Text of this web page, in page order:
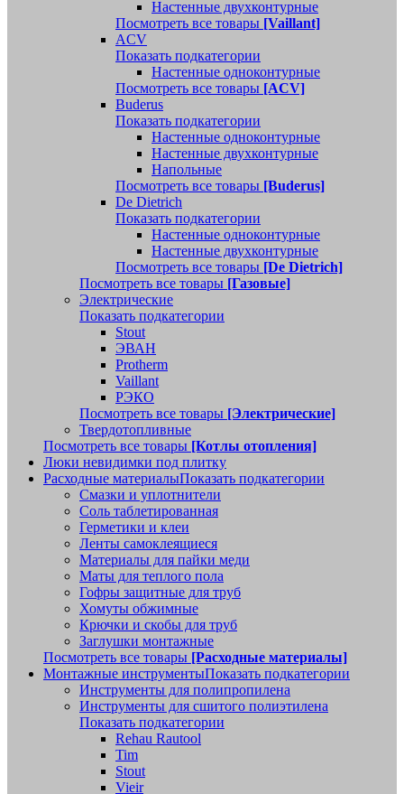
Настенные двухконтурные
Посмотреть все товары [Vaillant]
ACV
Показать подкатегории
Настенные одноконтурные
Посмотреть все товары [ACV]
Buderus
Показать подкатегории
Настенные одноконтурные
Настенные двухконтурные
Напольные
Посмотреть все товары [Buderus]
De Dietrich
Показать подкатегории
Настенные одноконтурные
Настенные двухконтурные
Посмотреть все товары [De Dietrich]
Посмотреть все товары [Газовые]
Электрические
Показать подкатегории
Stout
ЭВАН
Protherm
Vaillant
РЭКО
Посмотреть все товары [Электрические]
Твердотопливные
Посмотреть все товары [Котлы отопления]
Люки невидимки под плитку
Расходные материалыПоказать подкатегории
Смазки и уплотнители
Соль таблетированная
Герметики и клеи
Ленты самоклеящиеся
Материалы для пайки меди
Маты для теплого пола
Гофры защитные для труб
Хомуты обжимные
Крючки и скобы для труб
Заглушки монтажные
Посмотреть все товары [Расходные материалы]
Монтажные инструментыПоказать подкатегории
Инструменты для полипропилена
Инструменты для сшитого полиэтилена
Показать подкатегории
Rehau Rautool
Tim
Stout
Vieir